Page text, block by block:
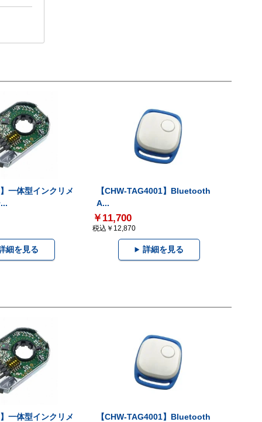
一体型インクリメ
細を見る
【CHW-TAG4001】Bluetooth
A...
￥11,700
税込￥12,870
詳細を見る
一体型インクリメ
【CHW-TAG4001】Bluetooth